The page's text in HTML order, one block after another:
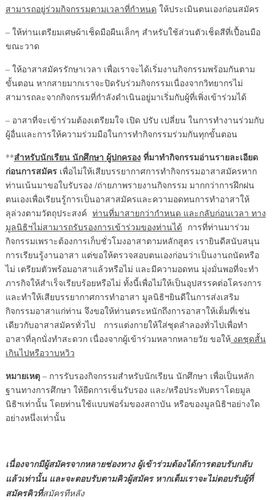
สามารถอยู่ร่วมกิจกรรมตามเวลาที่กำหนด ให้ประเมินตนเองก่อนสมัคร
– ให้ท่านเตรียมเศษผ้าเช็ดมือผืนเล็กๆ สำหรับใช้ส่วนตัวเช็ดสีที่เปื้อนมือ
ขณะวาด
– ให้อาสาสมัครรักษาเวลา เพื่อเราจะได้เริ่มงานกิจกรรมพร้อมกันตาม
ขั้นตอน หากสายมากเราจะปิดรับร่วมกิจกรรมเนื่องจากวิทยากรไม่
สามารถละจากกิจกรรมที่กำลังดำเนินอยู่มาเริ่มกับผู้ที่เพิ่งเข้าร่วมได้
– อาสาที่จะเข้าร่วมต้องเตรียมใจ เปิด ปรับ เปลี่ยน ในการทำงานร่วมกับ
ผู้อื่นและการให้ความร่วมมือในการทำกิจกรรมร่วมกันทุกขั้นตอน
**สำหรับนักเรียน นักศึกษา ผู้ปกครองที่มาทำกิจกรรมอ่านรายละเอียด
ก่อนการสมัครเพื่อไม่ให้เสียบรรยากาศการทำกิจกรรมอาสาสมัครหาก
ท่านเน้นมาขอใบรับรอง /ถ่ายภาพรายงานกิจกรรม มากกว่าการฝึกฝน
ตนเองเพื่อเรียนรู้การเป็นอาสาสมัครและความอดทนการทำอาสาให้
ลุล่วงตามวัตถุประสงค์ ท่านที่มาสายกว่ากำหนด และกลับก่อนเวลา ทาง
มูลนิธิฯไม่สามารถรับรองการเข้าร่วมของท่านได้การที่ท่านมาร่วม
กิจกรรมเพราะต้องการเก็บชั่วโมงอาสาตามหลักสูตร เรายินดีสนับสนุน
การเรียนรู้งานอาสา แต่ขอให้ตรวจสอบตนเองก่อนว่าเป็นงานถนัดหรือ
ไม่ เตรียมตัวพร้อมอาสาแล้วหรือไม่ และมีความอดทน มุ่งมั่นพอที่จะทำ
ภารกิจให้สำเร็จเรียบร้อยหรือไม่ ทั้งนี้เพื่อไม่ให้เป็นอุปสรรคต่อโครงการ
และทำให้เสียบรรยากาศการทำอาสา มูลนิธิฯยินดีในการส่งเสริม
กิจกรรมอาสาแก่ท่าน จึงขอให้ท่านตระหนักถึงการอาสาให้เต็มที่เช่น
เดียวกับอาสาสมัครทั่วไป การแต่งกายให้ใส่ชุดลำลองทั่วไปเพื่อทำ
อาสาที่ลุกนั่งทำสะดวก เนื่องจากผู้เข้าร่วมหลากหลายวัย ขอให้งดชุดสั้น
เกินไปหรือวาบหวิว
หมายเหตุ– การรับรองกิจกรรมสำหรับนักเรียน นักศึกษา เพื่อเป็นหลัก
ฐานทางการศึกษา ให้ยืดการเซ็นรับรอง และ/หรือประทับตราโดยมูล
นิธิฯเท่านั้น โดยท่านใช้แบบฟอร์มของสถาบัน หรือของมูลนิธิฯอย่างใด
อย่างหนึ่งเท่านั้น
เนื่องจากมีผู้สมัครจากหลายช่องทาง ผู้เข้าร่วมต้องได้การตอบรับกลับ
แล้วเท่านั้น และจะตอบรับตามคิวผู้สมัคร หากเต็มเราจะไม่ตอบรับผู้ที่
สมัครคิวที่สมัครทีหลัง